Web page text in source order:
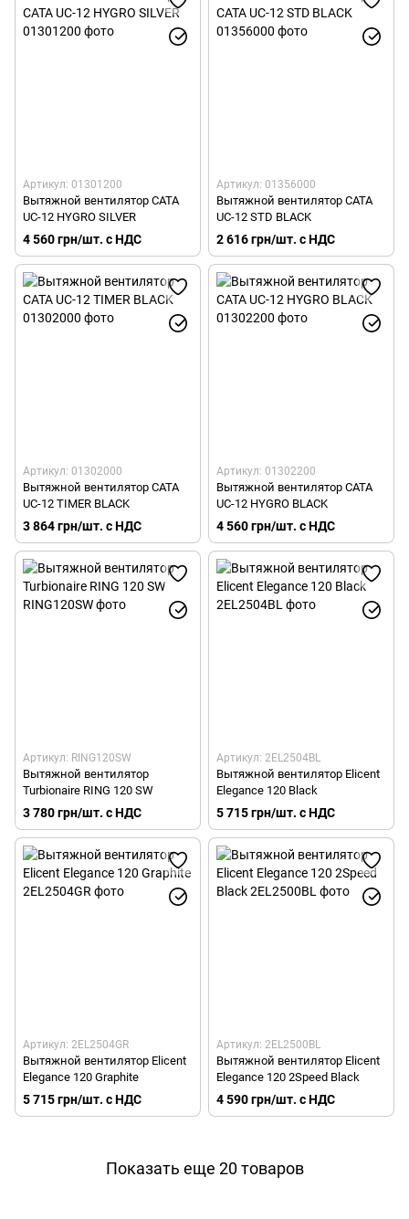
Артикул: 01301200
Вытяжной вентилятор CATA
UC-12 HYGRO SILVER
4 560 грн/шт. с НДС
Артикул: 01356000
Вытяжной вентилятор CATA
UC-12 STD BLACK
2 616 грн/шт. с НДС
Артикул: 01302000
Вытяжной вентилятор CATA
UC-12 TIMER BLACK
3 864 грн/шт. с НДС
Артикул: 01302200
Вытяжной вентилятор CATA
UC-12 HYGRO BLACK
4 560 грн/шт. с НДС
Артикул: RING120SW
Вытяжной вентилятор
Turbionaire RING 120 SW
3 780 грн/шт. с НДС
Артикул: 2EL2504BL
Вытяжной вентилятор Elicent
Elegance 120 Black
5 715 грн/шт. с НДС
Артикул: 2EL2504GR
Вытяжной вентилятор Elicent
Elegance 120 Graphite
5 715 грн/шт. с НДС
Артикул: 2EL2500BL
Вытяжной вентилятор Elicent
Elegance 120 2Speed Black
4 590 грн/шт. с НДС
Показать еще 20 товаров